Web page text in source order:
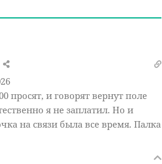
просят, и говорят вернут поле
я не заплатил. Но и
на связи была все время. Палка